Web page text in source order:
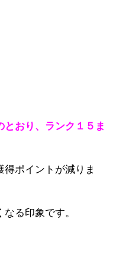
おり、ランク１５ま
ポイントが減りま
る印象です。